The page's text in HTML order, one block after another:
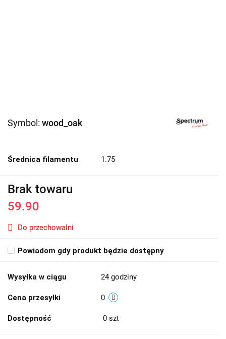
Symbol: wood_oak
Średnica filamentu 1.75
Brak towaru
59.90
Do przechowalni
Powiadom gdy produkt będzie dostępny
Wysyłka w ciągu 24 godziny
Cena przesyłki 0
Dostępność 0 szt